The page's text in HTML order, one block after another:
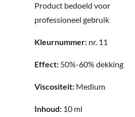
Product bedoeld voor
professioneel gebruik
Kleurnummer: nr. 11
Effect: 50%-60% dekking
Viscositeit: Medium
Inhoud: 10 ml